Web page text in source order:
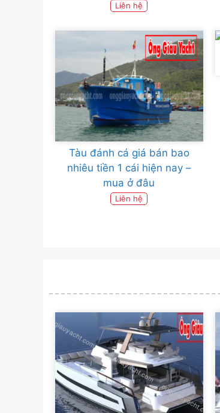
Liên hệ
Tàu đánh cá giá bán bao
nhiêu tiền 1 cái hiện nay –
mua ở đâu
Liên hệ